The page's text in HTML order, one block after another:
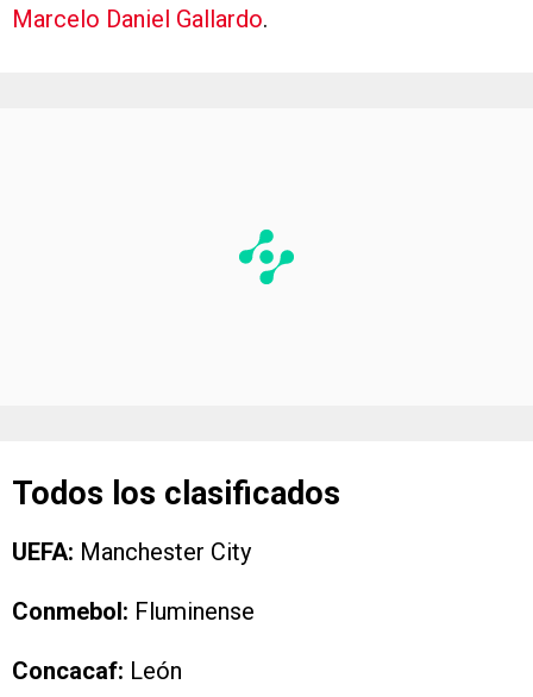
Marcelo Daniel Gallardo.
Todos los clasificados
UEFA: Manchester City
Conmebol: Fluminense
Concacaf: León